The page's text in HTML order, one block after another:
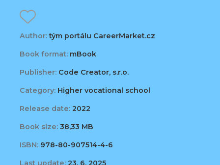
Author:tým portálu CareerMarket.cz
Book format: mBook
Publisher: Code Creator, s.r.o.
Category: Higher vocational school
Release date: 2022
Book size: 38,33 MB
ISBN: 978-80-907514-4-6
Last update: 23. 6. 2025